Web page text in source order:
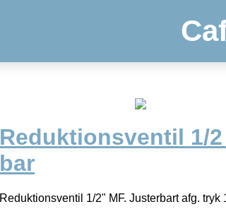
Reduktionsventil 1/
bar
Reduktionsventil 1/2" MF. Justerbart afg. tryk